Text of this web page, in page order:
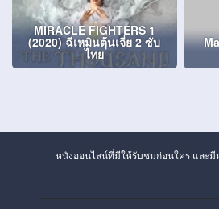
MIRACLE FIGHTERS 1
(2020) ฉีเหมินตุ้นเจี่ย 2 ซับ
ไทย
หนังออนไลน์ที่มีให้รับชมก่อนใคร และมี